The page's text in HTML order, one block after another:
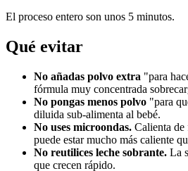
El proceso entero son unos 5 minutos.
Qué evitar
No añadas polvo extra "para
fórmula muy concentrada
No pongas menos polvo "para
diluida sub-alimenta al bebé.
No uses microondas. Calienta de
puede estar mucho más caliente
No reutilices leche sobrante. La
que crecen rápido.